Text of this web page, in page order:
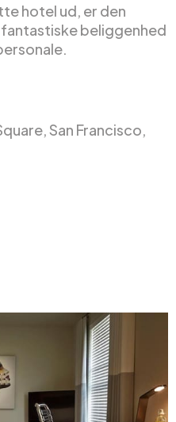
hotel ud, er den
beliggenhed
San Francisco,